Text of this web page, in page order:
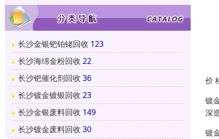
长沙金银钯铂铑回收 123
长沙海绵金粉回收 22
长沙钯催化剂回收 36
长沙镀金镀银回收 23
长沙金银废料回收 149
长沙镀金废料回收 30
价
镀
深
镀